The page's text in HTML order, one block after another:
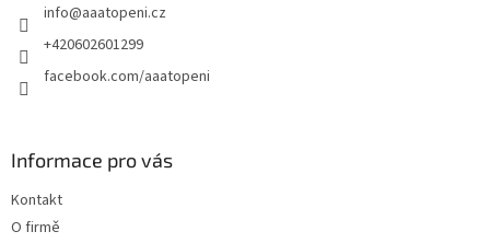
info@aaatopeni.cz
+420602601299
facebook.com/aaatopeni
Informace pro vás
Kontakt
O firmě